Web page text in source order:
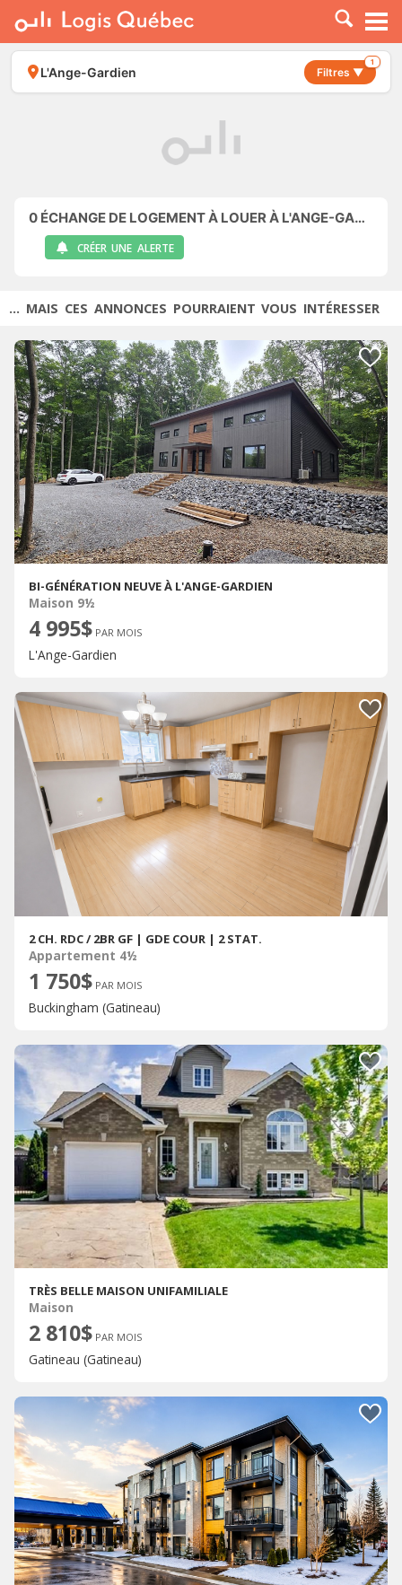
À LOUER
À VENDRE
PLACER UNE ANNONCE
L'Ange-Gardien Filtres ▼
1
0 ÉCHANGE DE LOGEMENT À LOUER À L'ANGE-GARDIEN
CRÉER UNE ALERTE
... MAIS CES ANNONCES POURRAIENT VOUS INTÉRESSER
BI-GÉNÉRATION NEUVE À L'ANGE-GARDIEN
Maison 9½
4 995$ PAR MOIS
L'Ange-Gardien
2 CH. RDC / 2BR GF | GDE COUR | 2 STAT.
Appartement 4½
1 750$ PAR MOIS
Buckingham (Gatineau)
TRÈS BELLE MAISON UNIFAMILIALE
Maison
2 810$ PAR MOIS
Gatineau (Gatineau)